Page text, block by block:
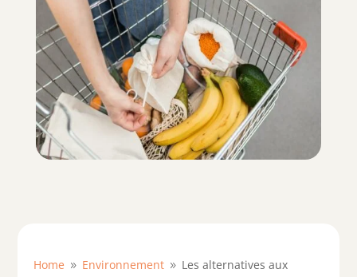
Home 9 Environnement 9 Les alternatives aux